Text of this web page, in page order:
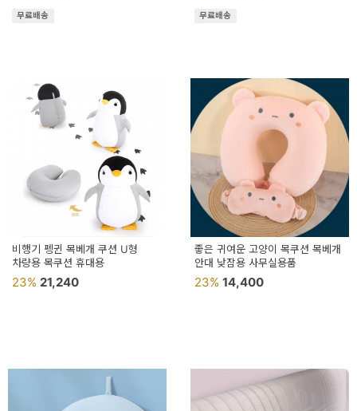
무료배송 무료배송
비행기 펭귄 목베개 쿠션 U형
차량용 목쿠션 휴대용
23% 21,240
좋은 귀여운 고양이 목쿠션 목베개
안대 낮잠용 사무실용품
23% 14,400